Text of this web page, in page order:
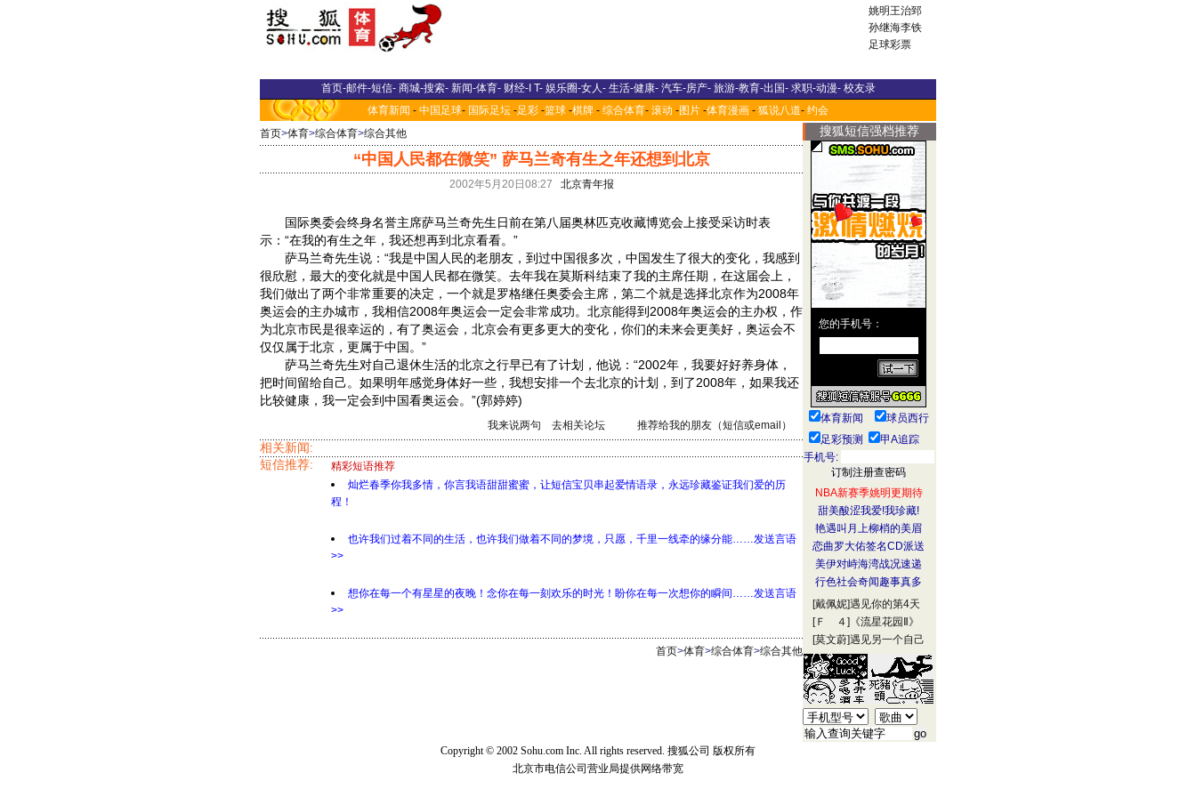
姚明王治郅
孙继海李铁
足球彩票
首页-邮件-短信- 商城-搜索- 新闻-体育- 财经-I T- 娱乐圈-女人- 生活-健康- 汽车-房产- 旅游-教育-出国- 求职-动漫- 校友录
体育新闻 - 中国足球- 国际足坛 -足彩 -篮球 -棋牌 - 综合体育- 滚动 -图片 -体育漫画 - 狐说八道- 约会
首页>体育>综合体育>综合其他
“中国人民都在微笑” 萨马兰奇有生之年还想到北京
2002年5月20日08:27 北京青年报
国际奥委会终身名誉主席萨马兰奇先生日前在第八届奥林匹克收藏博览会上接受采访时表
示：“在我的有生之年，我还想再到北京看看。”
萨马兰奇先生说：“我是中国人民的老朋友，到过中国很多次，中国发生了很大的变化，我感到
很欣慰，最大的变化就是中国人民都在微笑。去年我在莫斯科结束了我的主席任期，在这届会上，
我们做出了两个非常重要的决定，一个就是罗格继任奥委会主席，第二个就是选择北京作为2008年
奥运会的主办城市，我相信2008年奥运会一定会非常成功。北京能得到2008年奥运会的主办权，作
为北京市民是很幸运的，有了奥运会，北京会有更多更大的变化，你们的未来会更美好，奥运会不
仅仅属于北京，更属于中国。”
萨马兰奇先生对自己退休生活的北京之行早已有了计划，他说：“2002年，我要好好养身体，
把时间留给自己。如果明年感觉身体好一些，我想安排一个去北京的计划，到了2008年，如果我还
比较健康，我一定会到中国看奥运会。”(郭婷婷)
我来说两句 去相关论坛 推荐给我的朋友（短信或email）
相关新闻:
短信推荐:
精彩短语推荐
灿烂春季你我多情，你言我语甜甜蜜蜜，让短信宝贝串起爱情语录，永远珍藏鉴证我们爱的历
程！
也许我们过着不同的生活，也许我们做着不同的梦境，只愿，千里一线牵的缘分能……发送言语
>>
想你在每一个有星星的夜晚！念你在每一刻欢乐的时光！盼你在每一次想你的瞬间……发送言语
>>
首页>体育>综合体育>综合其他
搜狐短信强档推荐
体育新闻
球员西行
足彩预测
甲A追踪
手机号:
NBA新赛季姚明更期待
甜美酸涩我爱!我珍藏!
艳遇叫月上柳梢的美眉
恋曲罗大佑签名CD派送
美伊对峙海湾战况速递
行色社会奇闻趣事真多
[戴佩妮]遇见你的第4天
[Ｆ ４] 《流星花园Ⅱ》
[莫文蔚]遇见另一个自己
Copyright © 2002 Sohu.com Inc. All rights reserved. 搜狐公司 版权所有
北京市电信公司营业局提供网络带宽